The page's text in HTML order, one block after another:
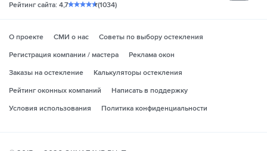
Рейтинг сайта: 4,7 (1034)
О проекте СМИ о нас
Советы по выбору остекления
Регистрация компании / мастера
Реклама окон
Заказы на остекление
Калькуляторы остекления
Рейтинг оконных компаний
Написать в поддержку
Условия использования
Политика конфиденциальности